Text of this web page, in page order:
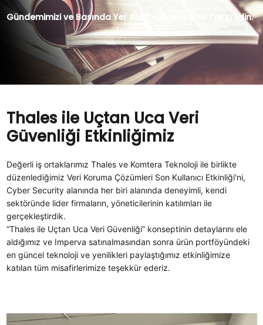
Gündemimizi ve Basında Yer Alan Haberlerimizi Takip Edin.
Thales ile Uçtan Uca Veri
Güvenliği Etkinliğimiz
Değerli iş ortaklarımız Thales ve Komtera Teknoloji ile birlikte
düzenlediğimiz Veri Koruma Çözümleri Son Kullanıcı Etkinliği'ni,
Cyber Security alanında her biri alanında deneyimli, kendi
sektöründe lider firmaların, yöneticilerinin katılımları ile
gerçekleştirdik.
“Thales ile Uçtan Uca Veri Güvenliği” konseptinin detaylarını ele
aldığımız ve Imperva satınalmasından sonra ürün portföyündeki
en güncel teknoloji ve yenilikleri paylaştığımız etkinliğimize
katılan tüm misafirlerimize teşekkür ederiz.